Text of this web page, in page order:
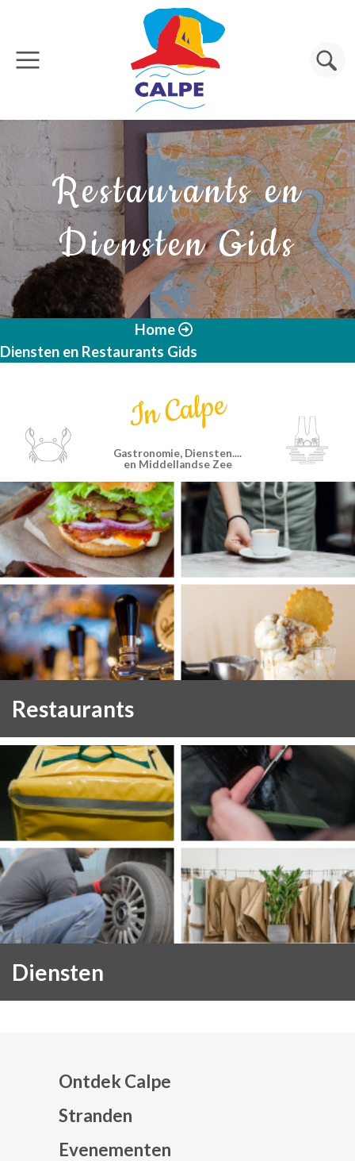
Overslaan en naar de inhoud gaan
Zoeken
Restaurants en
Diensten Gids
Home
Diensten en Restaurants Gids
In Calpe
Gastronomie, Diensten....
en Middellandse Zee
Restaurants
Diensten
Ontdek Calpe
Stranden
Evenementen